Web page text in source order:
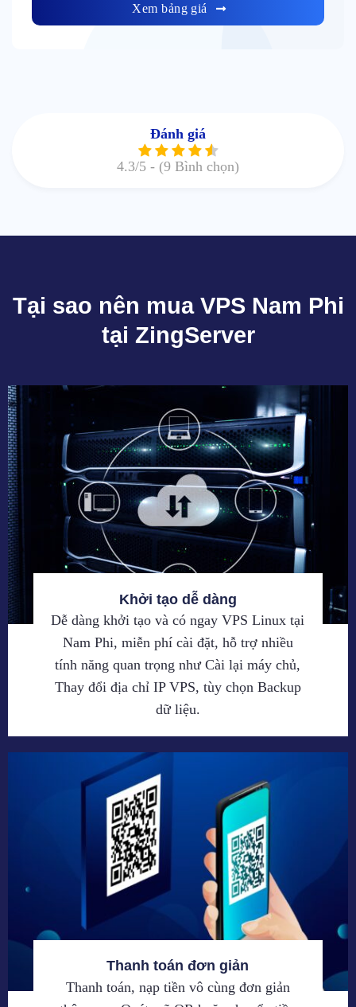
Xem bảng giá
Đánh giá
4.3/5 - (9 Bình chọn)
Tại sao nên mua VPS Nam Phi
tại ZingServer
Khởi tạo dễ dàng
Dễ dàng khởi tạo và có ngay VPS Linux tại
Nam Phi, miễn phí cài đặt, hỗ trợ nhiều
tính năng quan trọng như Cài lại máy chủ,
Thay đổi địa chỉ IP VPS, tùy chọn Backup
dữ liệu.
Thanh toán đơn giản
Thanh toán, nạp tiền vô cùng đơn giản